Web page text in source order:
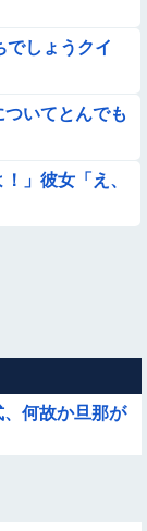
て謝罪の手紙が
な、試してみ
配信がヱ口すぎ
満たない、「1
でしょうクイ
ついてとんでも
」彼女「え、
、何故か旦那が